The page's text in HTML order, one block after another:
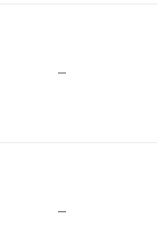
—
—